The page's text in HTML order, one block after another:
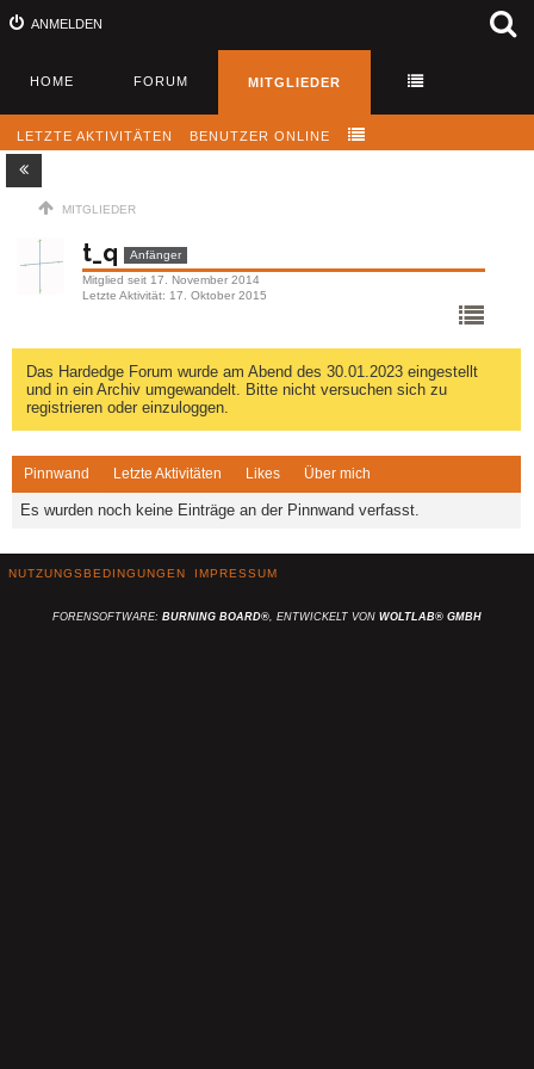
ANMELDEN
HOME FORUM MITGLIEDER
LETZTE AKTIVITÄTEN BENUTZER ONLINE
MITGLIEDER
t_q
Anfänger
Mitglied seit 17. November 2014
Letzte Aktivität
17. Oktober 2015
Das Hardedge Forum wurde am Abend des 30.01.2023 eingestellt
und in ein Archiv umgewandelt. Bitte nicht versuchen sich zu
registrieren oder einzuloggen.
Pinnwand Letzte Aktivitäten Likes Über mich
Es wurden noch keine Einträge an der Pinnwand verfasst.
NUTZUNGSBEDINGUNGEN IMPRESSUM
FORENSOFTWARE: BURNING BOARD®, ENTWICKELT VON WOLTLAB® GMBH